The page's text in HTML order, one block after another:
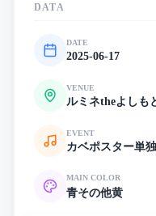
DATA
DATE
2025-06-17
VENUE
ルミネtheよしも
EVENT
カベポスター単
MAIN COLOR
青その他黄